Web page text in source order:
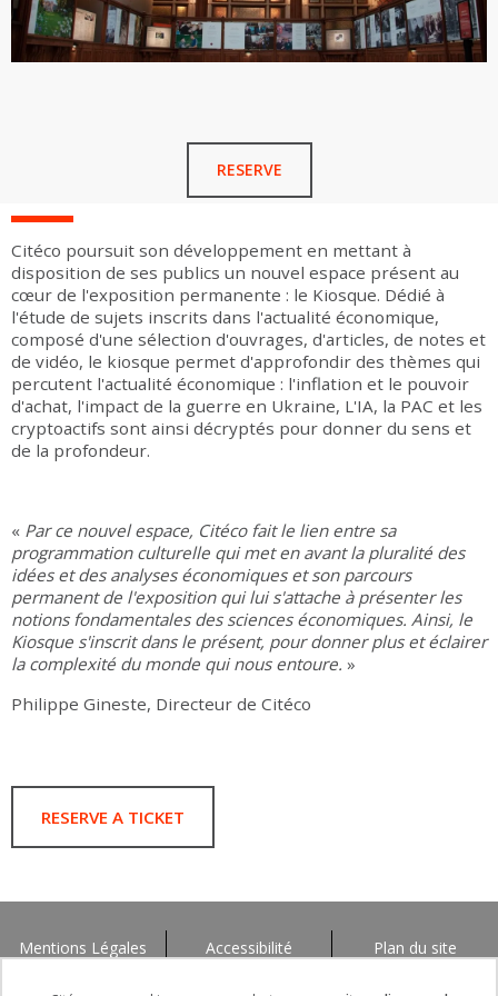
RESERVE
Citéco poursuit son développement en mettant à
disposition de ses publics un nouvel espace présent au
cœur de l'exposition permanente : le Kiosque. Dédié à
l'étude de sujets inscrits dans l'actualité économique,
composé d'une sélection d'ouvrages, d'articles, de notes et
de vidéo, le kiosque permet d'approfondir des thèmes qui
percutent l'actualité économique : l'inflation et le pouvoir
d'achat, l'impact de la guerre en Ukraine, L'IA, la PAC et les
cryptoactifs sont ainsi décryptés pour donner du sens et
de la profondeur.
« Par ce nouvel espace, Citéco fait le lien entre sa
programmation culturelle qui met en avant la pluralité des
idées et des analyses économiques et son parcours
permanent de l'exposition qui lui s'attache à présenter les
notions fondamentales des sciences économiques. Ainsi, le
Kiosque s'inscrit dans le présent, pour donner plus et éclairer
la complexité du monde qui nous entoure. »
Philippe Gineste, Directeur de Citéco
RESERVE A TICKET
Mentions Légales Accessibilité Plan du site